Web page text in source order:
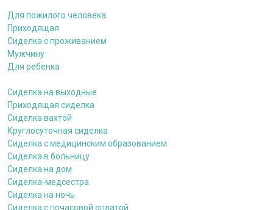
Для пожилого человека
Приходящая
Сиделка с проживанием
Мужчину
Для ребенка
Сиделка на выходные
Приходящая сиделка
Сиделка вахтой
Круглосуточная сиделка
Сиделка с медицинским образованием
Сиделка в больницу
Сиделка на дом
Сиделка-медсестра
Сиделка на ночь
Сиделка с почасовой оплатой